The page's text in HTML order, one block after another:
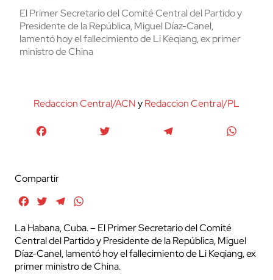
El Primer Secretario del Comité Central del Partido y
Presidente de la República, Miguel Díaz-Canel,
lamentó hoy el fallecimiento de Li Keqiang, ex primer
ministro de China
Redaccion Central/ACNyRedaccion Central/PL
Compartir
FacebookTwitterTelegram
La Habana, Cuba. – El Primer Secretario del Comité
Central del Partido y Presidente de la República, Miguel
Díaz-Canel, lamentó hoy el fallecimiento de Li Keqiang, ex
primer ministro de China.